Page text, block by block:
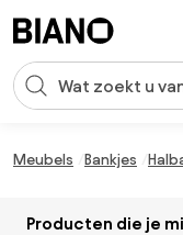
Zoekopdracht
Meubels Bankjes
Producten die je